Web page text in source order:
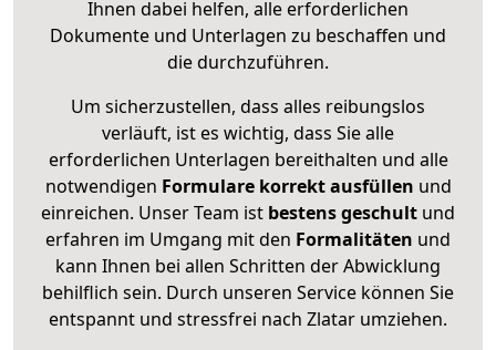
Ihnen dabei helfen, alle erforderlichen
Dokumente und Unterlagen zu beschaffen und
die durchzuführen.
Um sicherzustellen, dass alles reibungslos
verläuft, ist es wichtig, dass Sie alle
erforderlichen Unterlagen bereithalten und alle
notwendigen Formulare korrekt ausfüllen und
einreichen. Unser Team ist bestens geschult und
erfahren im Umgang mit den Formalitäten und
kann Ihnen bei allen Schritten der Abwicklung
behilflich sein. Durch unseren Service können Sie
entspannt und stressfrei nach Zlatar umziehen.